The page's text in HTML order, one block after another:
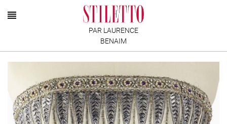
PAR LAURENCE
BENAIM